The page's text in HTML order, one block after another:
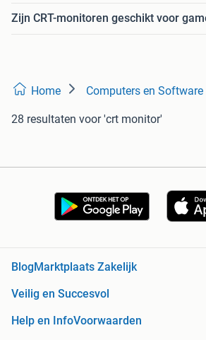
Zijn CRT-monitoren geschikt voor
Home Computers en Software
28 resultaten voor 'crt monitor'
BlogMarktplaats Zakelijk
Veilig en Succesvol
Help en InfoVoorwaarden